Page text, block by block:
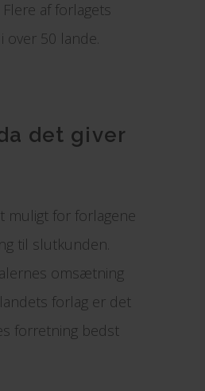
af forlagets
over 50 lande.
det giver
muligt for forlagene
til slutkunden.
omsætning
forlag er det
forretning bedst